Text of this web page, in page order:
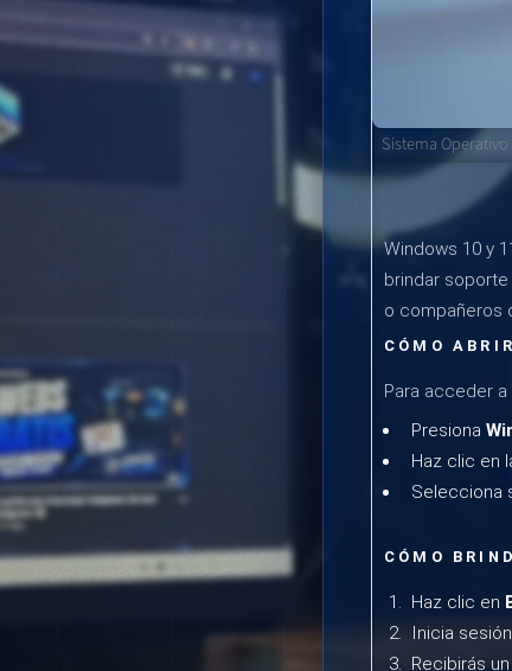
Sistema Operativo
Windows 10 y
brindar
o compañeros
CÓMO
Para acceder
Presiona
Haz clic en
Selecciona
CÓMO
Haz clic en
Inicia
Recibirás